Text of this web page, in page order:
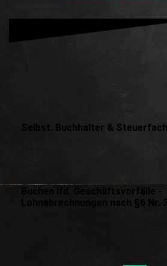
Selbst. Buchhalter &
Buchen lfd. Geschäftsvorfälle -
Lohnabrechnungen nach §6 Nr.